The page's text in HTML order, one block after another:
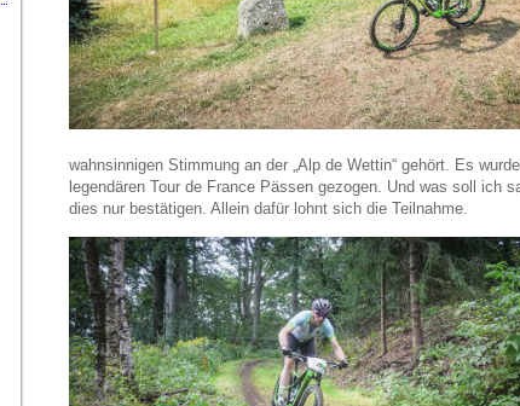
wahnsinnigen Stimmung an der „Alp de Wettin“ gehört. Es
legendären Tour de France Pässen gezogen. Und was soll ich
dies nur bestätigen. Allein dafür lohnt sich die Teilnahme.